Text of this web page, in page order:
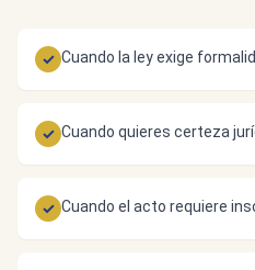
✓ Cuando la ley exige
✓ Cuando quieres certeza
✓ Cuando el acto requiere